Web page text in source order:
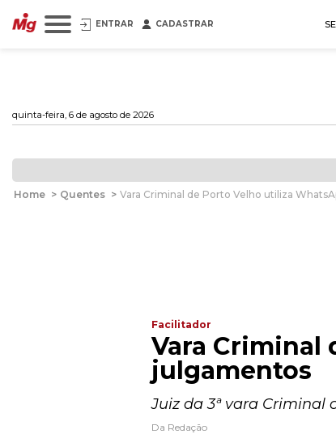
ENTRAR CADASTRAR
quinta-feira, 6 de agosto de 2026
Home > Quentes > Vara Criminal de Porto Velho utiliza
Facilitador
Vara Criminal
julgamentos
Juiz da 3ª vara
Da Redação